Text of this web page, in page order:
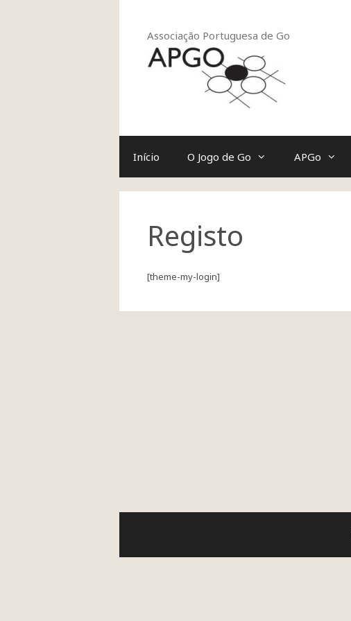
Associação Portuguesa de Go
Início O Jogo de Go APGo
Registo
[theme-my-login]